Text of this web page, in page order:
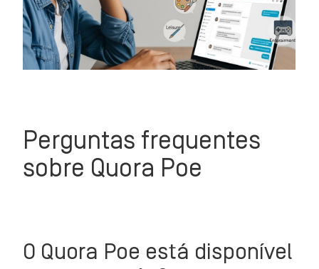
Perguntas frequentes
sobre Quora Poe
O Quora Poe está disponível